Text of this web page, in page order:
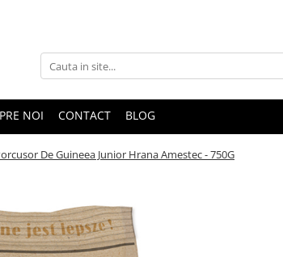
NOI CONTACT BLOG
De Guineea Junior Hrana Amestec - 750G